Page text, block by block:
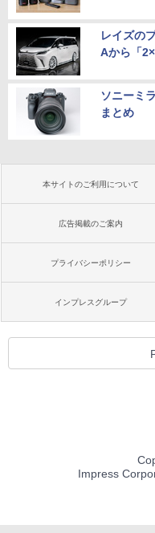
レイズの
Aから「
ソニーミ
まとめ
本サイトのご利用について
広告掲載のご案内
プライバシーポリシー
インプレスグループ
Impress